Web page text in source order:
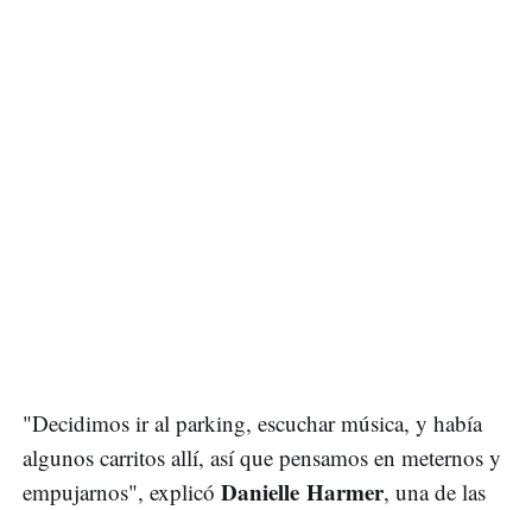
"Decidimos ir al parking, escuchar música, y había
algunos carritos allí, así que pensamos en meternos y
empujarnos", explicó Danielle Harmer, una de las